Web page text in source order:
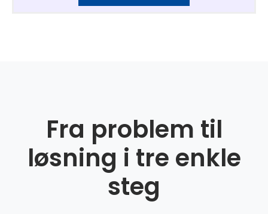
Fra problem til
løsning i tre enkle
steg